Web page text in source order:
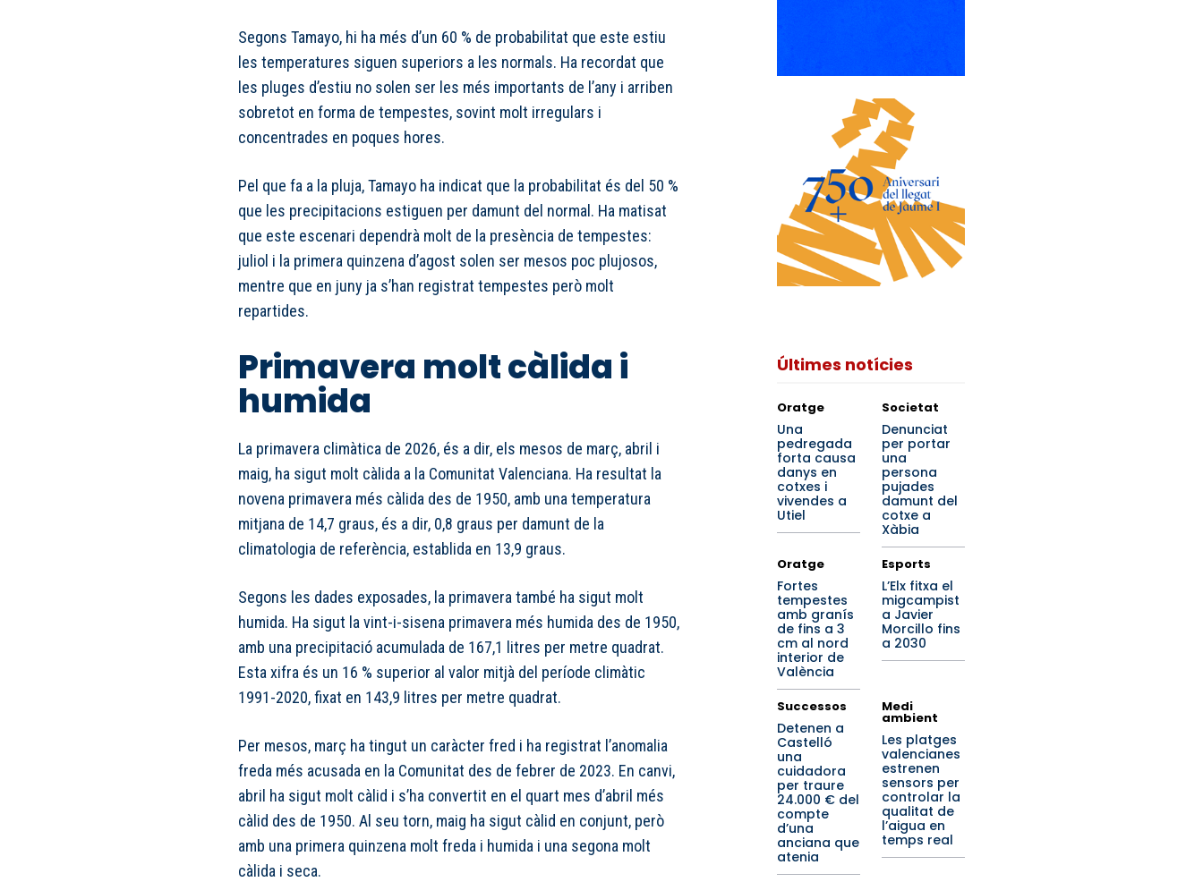
Segons Tamayo, hi ha més d’un 60 % de probabilitat que este estiu
les temperatures siguen superiors a les normals. Ha recordat que
les pluges d’estiu no solen ser les més importants de l’any i arriben
sobretot en forma de tempestes, sovint molt irregulars i
concentrades en poques hores.
Pel que fa a la pluja, Tamayo ha indicat que la probabilitat és del 50 %
que les precipitacions estiguen per damunt del normal. Ha matisat
que este escenari dependrà molt de la presència de tempestes:
juliol i la primera quinzena d’agost solen ser mesos poc plujosos,
mentre que en juny ja s’han registrat tempestes però molt
repartides.
Primavera molt càlida i
humida
La primavera climàtica de 2026, és a dir, els mesos de març, abril i
maig, ha sigut molt càlida a la Comunitat Valenciana. Ha resultat la
novena primavera més càlida des de 1950, amb una temperatura
mitjana de 14,7 graus, és a dir, 0,8 graus per damunt de la
climatologia de referència, establida en 13,9 graus.
Segons les dades exposades, la primavera també ha sigut molt
humida. Ha sigut la vint-i-sisena primavera més humida des de 1950,
amb una precipitació acumulada de 167,1 litres per metre quadrat.
Esta xifra és un 16 % superior al valor mitjà del període climàtic
1991-2020, fixat en 143,9 litres per metre quadrat.
Per mesos, març ha tingut un caràcter fred i ha registrat l’anomalia
freda més acusada en la Comunitat des de febrer de 2023. En canvi,
abril ha sigut molt càlid i s’ha convertit en el quart mes d’abril més
càlid des de 1950. Al seu torn, maig ha sigut càlid en conjunt, però
amb una primera quinzena molt freda i humida i una segona molt
càlida i seca.
Últimes notícies
Oratge
Una
pedregada
forta causa
danys en
cotxes i
vivendes a
Utiel
Societat
Denunciat
per portar
una
persona
pujades
damunt del
cotxe a
Xàbia
Oratge
Fortes
tempestes
amb granís
de fins a 3
cm al nord
interior de
València
Esports
L’Elx fitxa el
migcampist
a Javier
Morcillo fins
a 2030
Successos
Detenen a
Castelló
una
cuidadora
per traure
24.000 € del
compte
d’una
anciana que
atenia
Medi
ambient
Les platges
valencianes
estrenen
sensors per
controlar la
qualitat de
l’aigua en
temps real